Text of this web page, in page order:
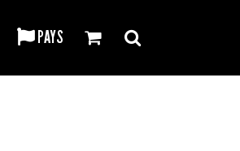
PAYS